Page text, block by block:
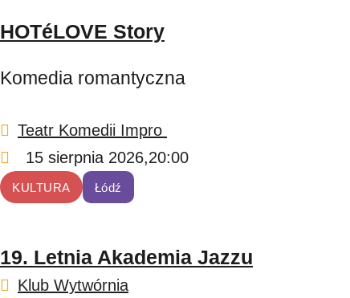
HOTéLOVE Story
Komedia romantyczna
Teatr Komedii Impro
15 sierpnia 2026,20:00
KULTURA Łódź
19. Letnia Akademia Jazzu
Klub Wytwórnia